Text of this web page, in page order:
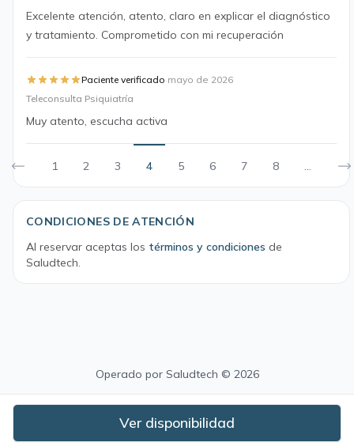
Excelente atención, atento, claro en explicar el diagnóstico
y tratamiento. Comprometido con mi recuperación
Paciente verificado·mayo de 2026
Teleconsulta Psiquiatría
Muy atento, escucha activa
1 2 3 4 5 6 7 8 ...
CONDICIONES DE ATENCIÓN
Al reservar aceptas los términos y condiciones de
Saludtech.
Ver disponibilidad
Operado por Saludtech © 2026